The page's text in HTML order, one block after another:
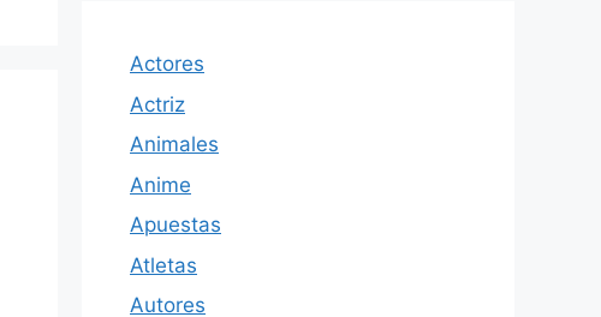
Actores
Actriz
Animales
Anime
Apuestas
Atletas
Autores